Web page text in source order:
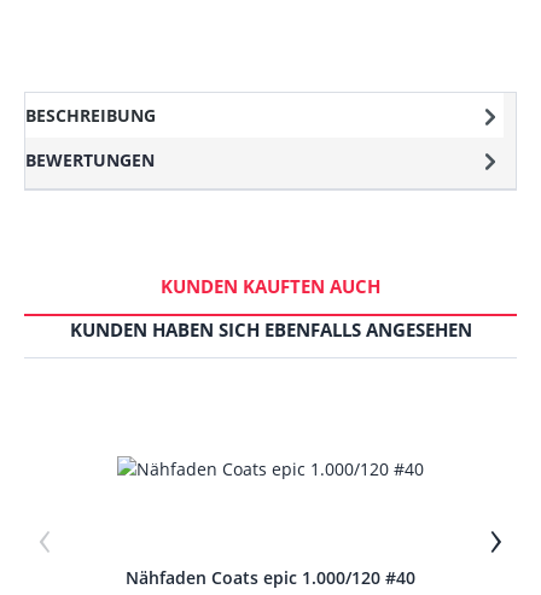
BESCHREIBUNG
BEWERTUNGEN
KUNDEN KAUFTEN AUCH
KUNDEN HABEN SICH EBENFALLS ANGESEHEN
‹
Nähfaden Coats epic 1.000/120 #40
›